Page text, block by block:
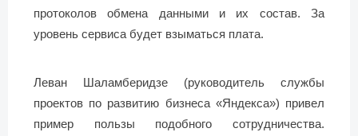
протоколов обмена данными и их состав. За
уровень сервиса будет взыматься плата.
Леван Шаламберидзе (руководитель службы
проектов по развитию бизнеса «Яндекса») привел
пример пользы подобного сотрудничества.